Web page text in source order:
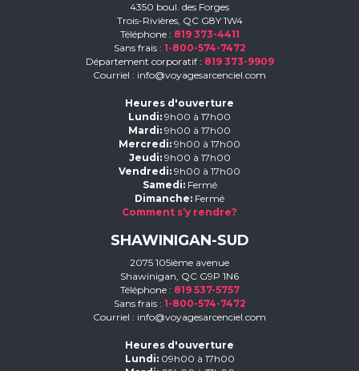
4350 boul. des Forges
Trois-Rivières, QC G8Y 1W4
Téléphone : 819 373-4411
Sans frais : 1-800-574-7472
Département corporatif : 819 373-9909
Courriel : info@voyagesarcenciel.com
Heures d'ouverture
Lundi: 9h00 à 17h00
Mardi: 9h00 à 17h00
Mercredi: 9h00 à 17h00
Jeudi:9h00 à 17h00
Vendredi: 9h00 à 17h00
Samedi:Fermé
Dimanche: Fermé
Comment s’y rendre?
SHAWINIGAN-SUD
2075 105ième avenue
Shawinigan, QC G9P 1N6
Téléphone : 819 537-5757
Sans frais : 1-800-574-7472
Courriel : info@voyagesarcenciel.com
Heures d'ouverture
Lundi:09h00 à 17h00